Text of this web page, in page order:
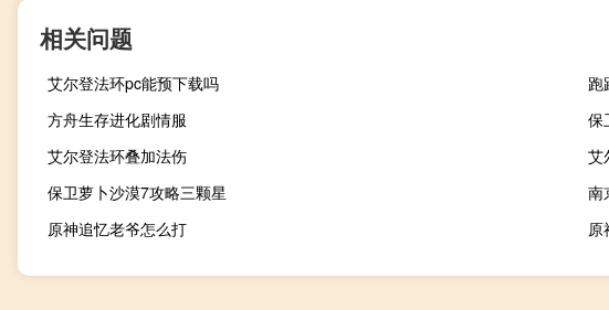
相关问题
艾尔登法环pc能预下载吗
跑
方舟生存进化剧情服
保
艾尔登法环叠加法伤
艾
保卫萝卜沙漠7攻略三颗星
南
原神追忆老爷怎么打
原